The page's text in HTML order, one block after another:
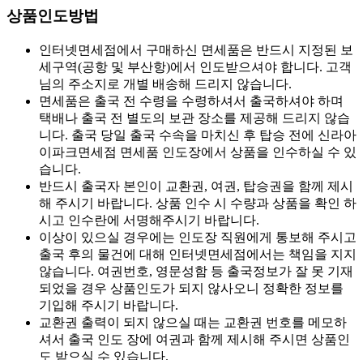
상품인도방법
인터넷면세점에서 구매하신 면세품은 반드시 지정된 보
세구역(공항 및 부산항)에서 인도받으셔야 합니다. 고객
님의 주소지로 개별 배송해 드리지 않습니다.
면세품은 출국 전 수령을 수령하셔서 출국하셔야 하며
택배나 출국 전 별도의 보관 장소를 제공해 드리지 않습
니다. 출국 당일 출국 수속을 마치신 후 탑승 전에 신라아
이파크면세점 면세품 인도장에서 상품을 인수하실 수 있
습니다.
반드시 출국자 본인이 교환권, 여권, 탑승권을 함께 제시
해 주시기 바랍니다. 상품 인수 시 수량과 상품을 확인 하
시고 인수란에 서명해주시기 바랍니다.
이상이 있으실 경우에는 인도장 직원에게 통보해 주시고
출국 후의 물건에 대해 인터넷면세점에서는 책임을 지지
않습니다. 여권번호, 영문성함 등 출국정보가 잘 못 기재
되었을 경우 상품인도가 되지 않사오니 정확한 정보를
기입해 주시기 바랍니다.
교환권 출력이 되지 않으실 때는 교환권 번호를 메모하
셔서 출국 인도 장에 여권과 함께 제시해 주시면 상품인
도 받으실 수 있습니다.